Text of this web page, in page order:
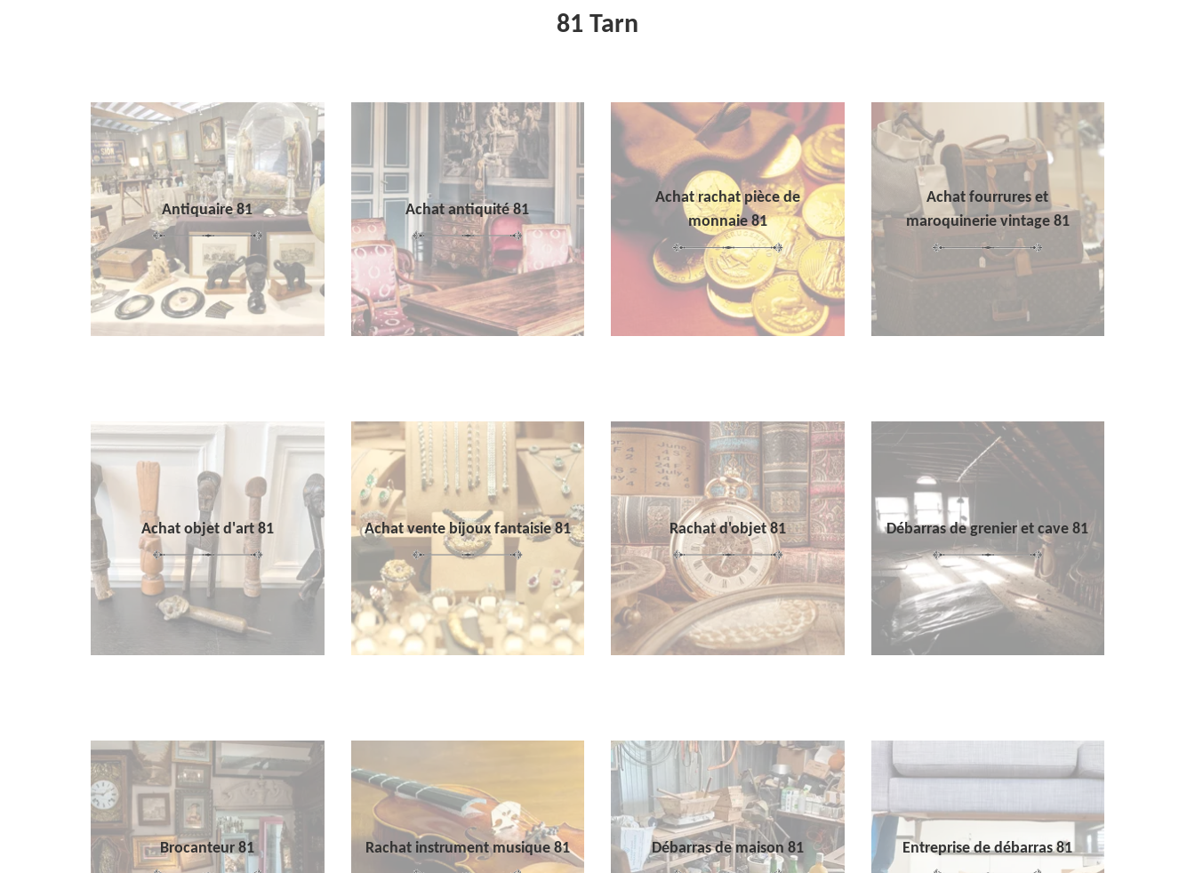
81 Tarn
Antiquaire 81 Achat antiquité 81
Achat rachat pièce de
monnaie 81
Achat fourrures et
maroquinerie vintage 81
Achat objet d'art 81 Achat vente bijoux fantaisie 81 Rachat d'objet 81 Débarras de grenier et cave 81
Brocanteur 81 Rachat instrument musique 81 Débarras de maison 81 Entreprise de débarras 81